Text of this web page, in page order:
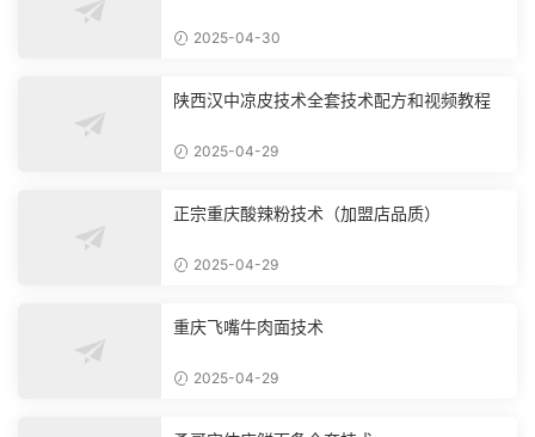
2025-04-30
陕西汉中凉皮技术全套技术配方和视频教程
2025-04-29
正宗重庆酸辣粉技术（加盟店品质）
2025-04-29
重庆飞嘴牛肉面技术
2025-04-29